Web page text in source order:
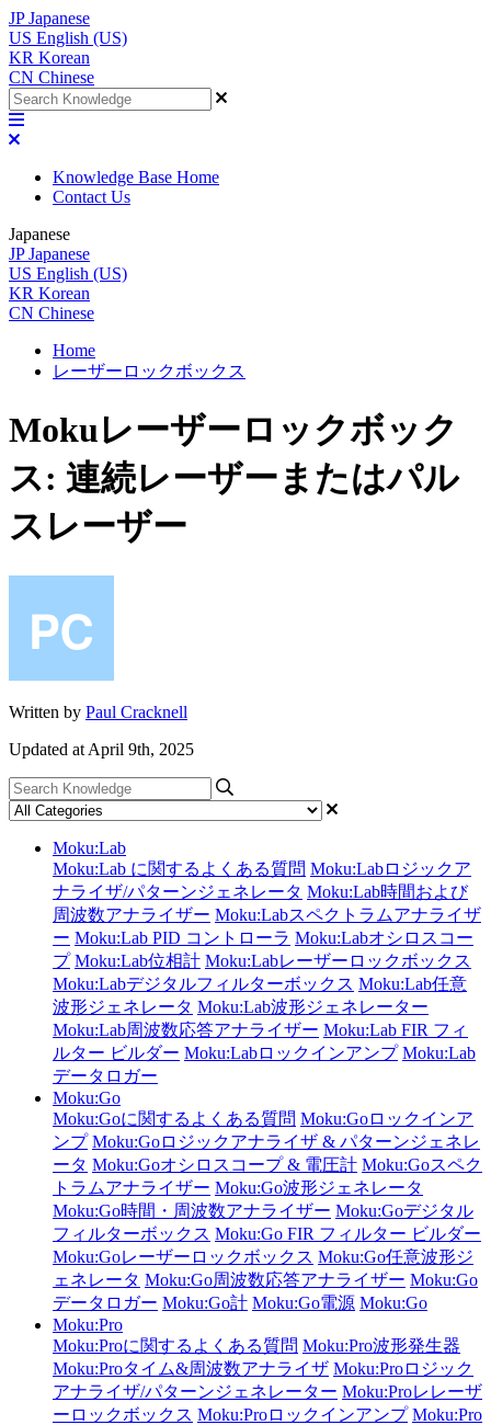
JP Japanese
US English (US)
KR Korean
CN Chinese
Knowledge Base Home
Contact Us
Japanese
JP Japanese
US English (US)
KR Korean
CN Chinese
Home
レーザーロックボックス
Mokuレーザーロックボック
ス: 連続レーザーまたはパル
スレーザー
Written by Paul Cracknell
Updated at April 9th, 2025
Moku:Lab
Moku:Lab に関するよくある質問 Moku:Labロジックア
ナライザ/パターンジェネレータ Moku:Lab時間および
周波数アナライザー Moku:Labスペクトラムアナライザ
ー Moku:Lab PID コントローラ Moku:Labオシロスコー
プ Moku:Lab位相計 Moku:Labレーザーロックボックス
Moku:Labデジタルフィルターボックス Moku:Lab任意
波形ジェネレータ Moku:Lab波形ジェネレーター
Moku:Lab周波数応答アナライザー Moku:Lab FIR フィ
ルター ビルダー Moku:Labロックインアンプ Moku:Lab
データロガー
Moku:Go
Moku:Goに関するよくある質問 Moku:Goロックインア
ンプ Moku:Goロジックアナライザ & パターンジェネレ
ータ Moku:Goオシロスコープ & 電圧計 Moku:Goスペク
トラムアナライザー Moku:Go波形ジェネレータ
Moku:Go時間・周波数アナライザー Moku:Goデジタル
フィルターボックス Moku:Go FIR フィルター ビルダー
Moku:Goレーザーロックボックス Moku:Go任意波形ジ
ェネレータ Moku:Go周波数応答アナライザー Moku:Go
データロガー Moku:Go計 Moku:Go電源 Moku:Go
Moku:Pro
Moku:Proに関するよくある質問 Moku:Pro波形発生器
Moku:Proタイム&周波数アナライザ Moku:Proロジック
アナライザ/パターンジェネレーター Moku:Proレレーザ
ーロックボックス Moku:Proロックインアンプ Moku:Pro